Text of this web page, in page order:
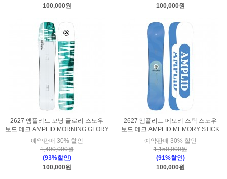
100,000원
100,000원
2627 앰플리드 모닝 글로리 스노우
보드 데크 AMPLID MORNING GLORY
예약판매 30% 할인
1,400,000원
(93%할인)
100,000원
2627 앰플리드 메모리 스틱 스노우
보드 데크 AMPLID MEMORY STICK
예약판매 30% 할인
1,150,000원
(91%할인)
100,000원